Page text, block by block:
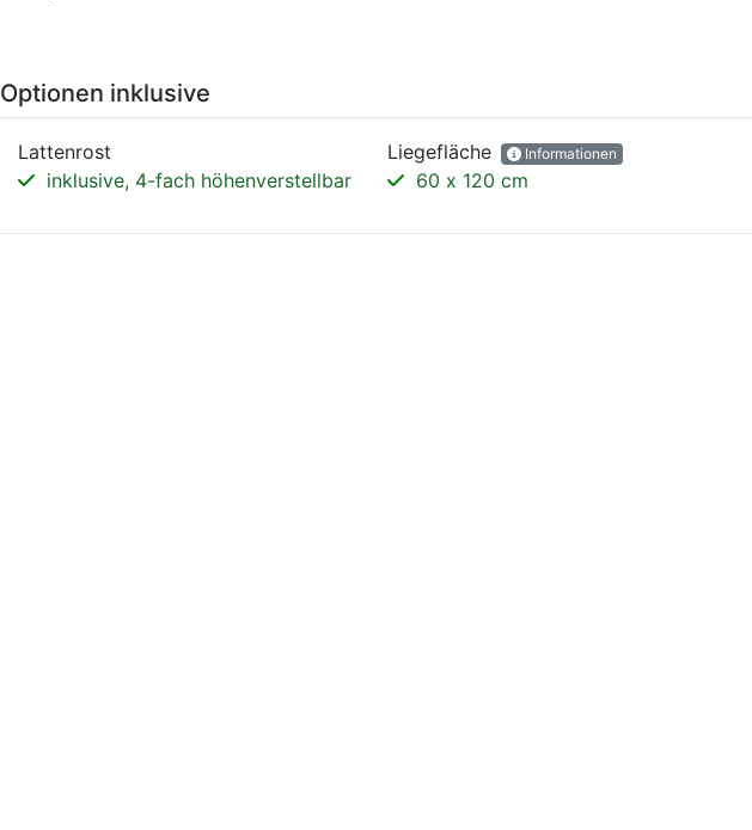
Optionen inklusive
Lattenrost
inklusive, 4-fach höhenverstellbar
Liegefläche Informationen
60 x 120 cm